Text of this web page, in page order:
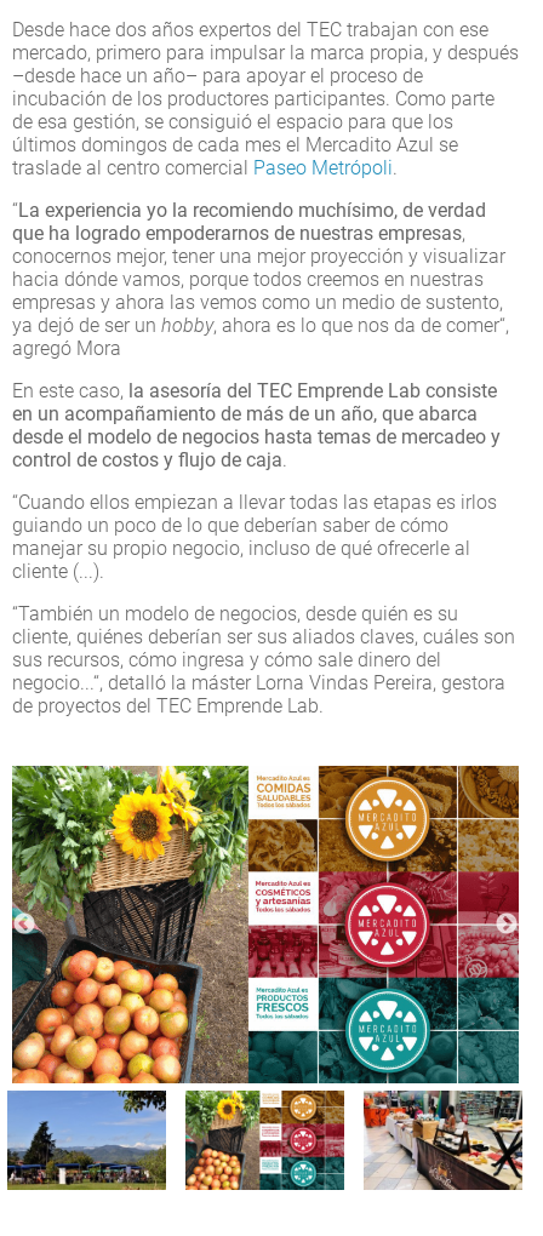
Desde hace dos años expertos del TEC trabajan con ese
mercado, primero para impulsar la marca propia, y después
–desde hace un año– para apoyar el proceso de
incubación de los productores participantes. Como parte
de esa gestión, se consiguió el espacio para que los
últimos domingos de cada mes el Mercadito Azul se
traslade al centro comercial Paseo Metrópoli.
“La experiencia yo la recomiendo muchísimo, de verdad
que ha logrado empoderarnos de nuestras empresas,
conocernos mejor, tener una mejor proyección y visualizar
hacia dónde vamos, porque todos creemos en nuestras
empresas y ahora las vemos como un medio de sustento,
ya dejó de ser un hobby, ahora es lo que nos da de comer“,
agregó Mora
En este caso, la asesoría del TEC Emprende Lab consiste
en un acompañamiento de más de un año, que abarca
desde el modelo de negocios hasta temas de mercadeo y
control de costos y flujo de caja.
“Cuando ellos empiezan a llevar todas las etapas es irlos
guiando un poco de lo que deberían saber de cómo
manejar su propio negocio, incluso de qué ofrecerle al
cliente (...).
“También un modelo de negocios, desde quién es su
cliente, quiénes deberían ser sus aliados claves, cuáles son
sus recursos, cómo ingresa y cómo sale dinero del
negocio...“, detalló la máster Lorna Vindas Pereira, gestora
de proyectos del TEC Emprende Lab.